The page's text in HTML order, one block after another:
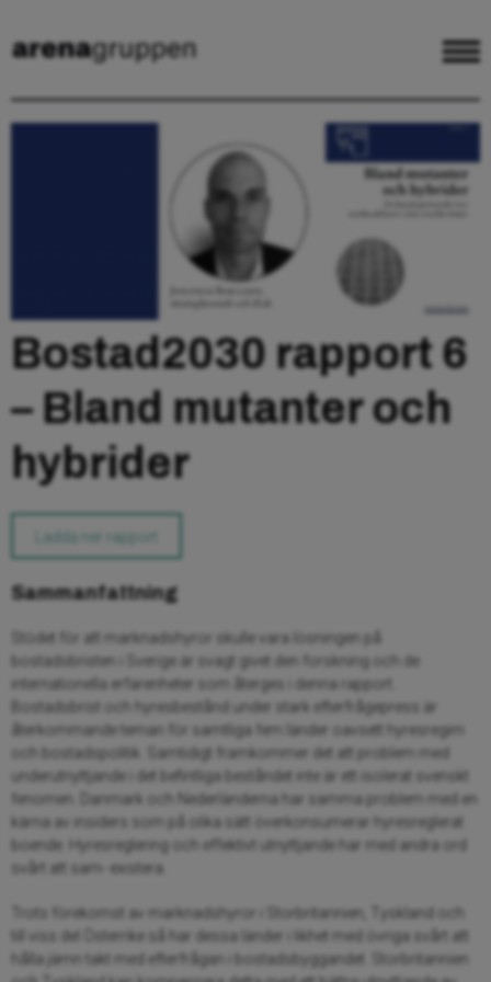
Bostad2030 rapport 6
– Bland mutanter och
hybrider
Ladda ner rapport
Sammanfattning
Stödet för att marknadshyror skulle vara lösningen på
bostadsbristen i Sverige är svagt givet den forskning och de
internationella erfarenheter som återges i denna rapport.
Bostadsbrist och hyresbestånd under stark efterfrågepress är
återkommande teman för samtliga fem länder oavsett hyresregim
och bostadspolitik. Samtidigt framkommer det att problem med
underutnyttjande i det befintliga beståndet inte är ett isolerat svenskt
fenomen. Danmark och Nederländerna har samma problem med en
kärna av insiders som på olika sätt överkonsumerar hyresreglerat
boende. Hyresreglering och effektivt utnyttjande har med andra ord
svårt att sam- existera.
Trots förekomst av marknadshyror i Storbritannien, Tyskland och
till viss del Österrike så har dessa länder i likhet med övriga svårt att
hålla jämn takt med efterfrågan i bostadsbyggandet. Storbritannien